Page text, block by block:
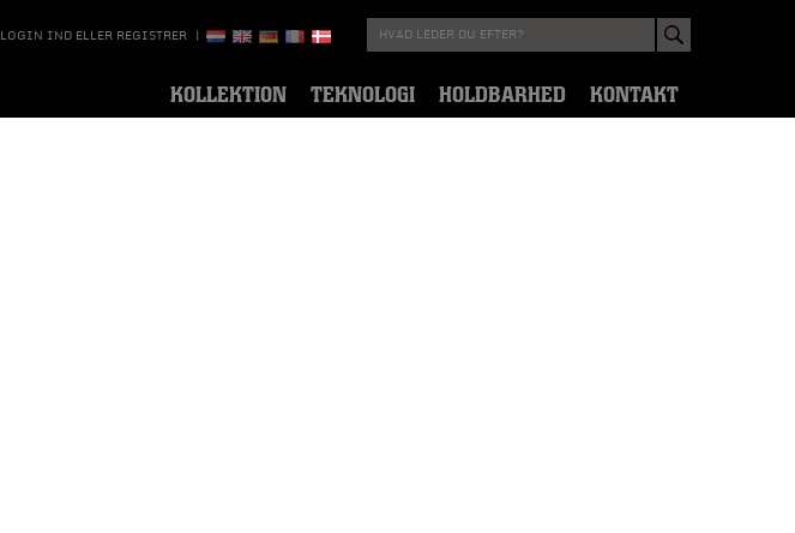
LOGIN IND ELLER REGISTRER |
KOLLEKTION TEKNOLOGI HOLDBARHED KONTAKT